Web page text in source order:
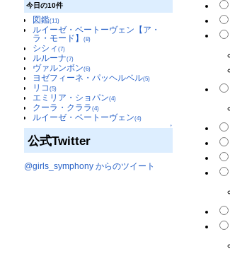
今日の10件
図鑑(11)
ルイーゼ・ベートーヴェン【ア・
ラ・モード】
(8)
シシィ (7)
ルルーナ(7)
ヴァルンボン(6)
ヨゼフィーネ・パッヘルベル(5)
リコ (5)
エミリア・ショパン(4)
クーラ・クララ (4)
ルイーゼ・ベートーヴェン(4)
↑
公式Twitter
@girls_symphony からのツイート